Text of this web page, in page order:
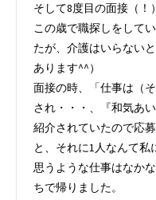
そして8度目の面接（！
この歳で職探しをして
たが、介護はいらない
あります^^）
面接の時、「仕事は（
され・・・、『和気あ
紹介されていたので応
と、それに1人なんて
思うような仕事はなか
ちで帰りました。